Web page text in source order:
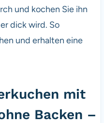
und kochen Sie ihn
dick wird. So
und erhalten eine
mit
Backen –